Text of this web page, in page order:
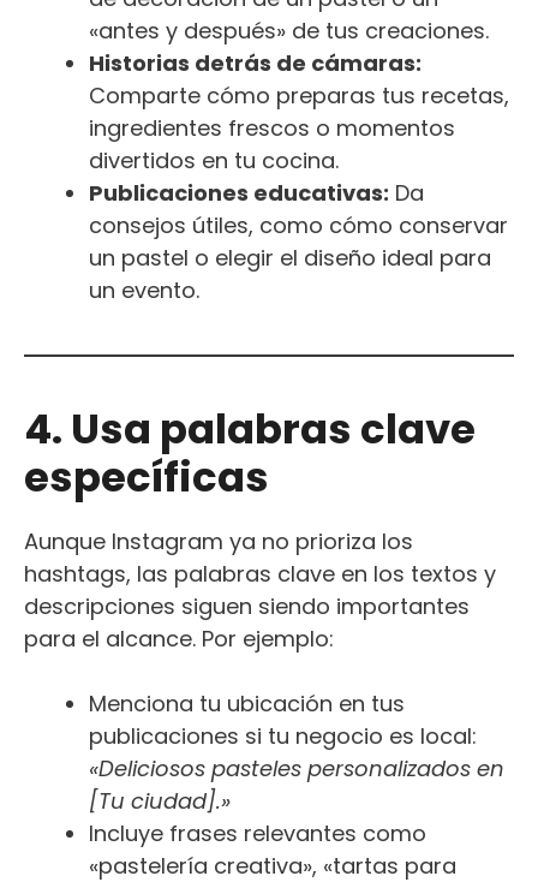
«antes y después» de tus creaciones.
Historias detrás de cámaras:
Comparte cómo preparas tus recetas,
ingredientes frescos o momentos
divertidos en tu cocina.
Publicaciones educativas: Da
consejos útiles, como cómo conservar
un pastel o elegir el diseño ideal para
un evento.
4. Usa palabras clave
específicas
Aunque Instagram ya no prioriza los
hashtags, las palabras clave en los textos y
descripciones siguen siendo importantes
para el alcance. Por ejemplo:
Menciona tu ubicación en tus
publicaciones si tu negocio es local:
«Deliciosos pasteles personalizados en
[Tu ciudad].»
Incluye frases relevantes como
«pastelería creativa», «tartas para